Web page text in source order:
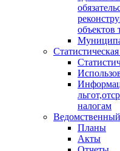
объектов
налогам
Планы
Акты